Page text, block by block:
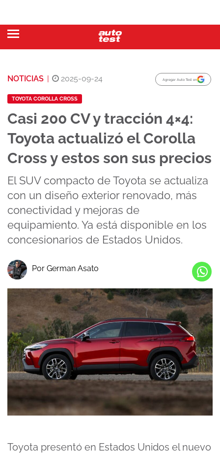
NOTICIAS | 2025-09-24 Agregar Auto Test en
TOYOTA COROLLA CROSS
Casi 200 CV y tracción 4×4:
Toyota actualizó el Corolla
Cross y estos son sus precios
El SUV compacto de Toyota se actualiza
con un diseño exterior renovado, más
conectividad y mejoras de
equipamiento. Ya está disponible en los
concesionarios de Estados Unidos.
Por German Asato
Toyota presentó en Estados Unidos el nuevo